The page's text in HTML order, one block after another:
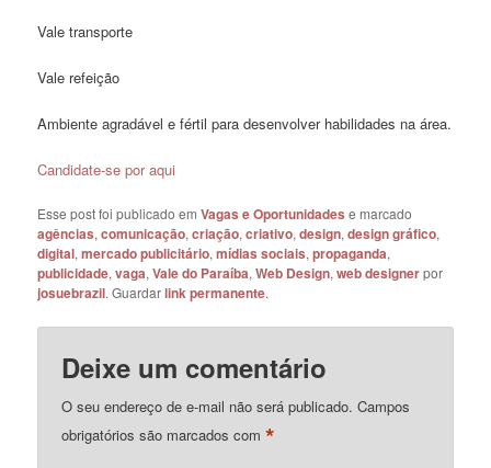
Vale transporte
Vale refeição
Ambiente agradável e fértil para desenvolver habilidades na área.
Candidate-se por aqui
Esse post foi publicado emVagas e Oportunidades e marcado
agências,comunicação,criação,criativo,design,design gráfico,
digital,mercado publicitário,mídias sociais,propaganda,
publicidade,vaga,Vale do Paraíba,Web Design,web designerpor
josuebrazil. Guardarlink permanente.
Deixe um comentário
O seu endereço de e-mail não será publicado. Campos
obrigatórios são marcados com*